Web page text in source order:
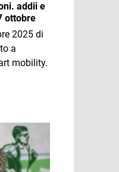
addii e
ottobre
2025 di
a
mobility.